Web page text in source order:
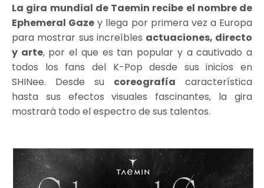
La gira mundial de Taemin recibe el nombre de
Ephemeral Gaze y llega por primera vez a Europa
para mostrar sus increíbles actuaciones, directo
y arte, por el que es tan popular y a cautivado a
todos los fans del K-Pop desde sus inicios en
SHINee. Desde su coreografía característica
hasta sus efectos visuales fascinantes, la gira
mostrará todo el espectro de sus talentos.